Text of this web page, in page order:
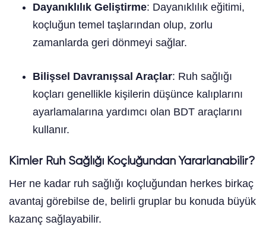
Dayanıklılık Geliştirme: Dayanıklılık eğitimi,
koçluğun temel taşlarından olup, zorlu
zamanlarda geri dönmeyi sağlar.
Bilişsel Davranışsal Araçlar: Ruh sağlığı
koçları genellikle kişilerin düşünce kalıplarını
ayarlamalarına yardımcı olan BDT araçlarını
kullanır.
Kimler Ruh Sağlığı Koçluğundan Yararlanabilir?
Her ne kadar ruh sağlığı koçluğundan herkes birkaç
avantaj görebilse de, belirli gruplar bu konuda büyük
kazanç sağlayabilir.